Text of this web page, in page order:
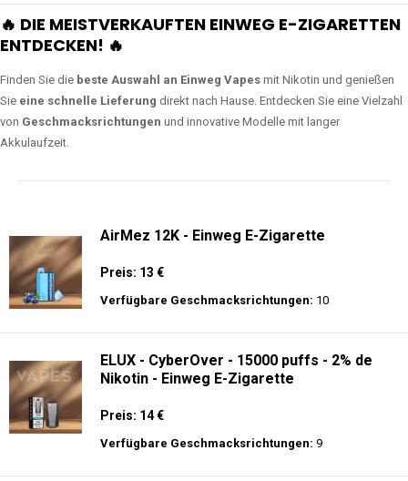
🔥 DIE MEISTVERKAUFTEN EINWEG E-ZIGARETTEN
ENTDECKEN! 🔥
Finden Sie die beste Auswahl an Einweg Vapes mit Nikotin und genießen
Sie eine schnelle Lieferung direkt nach Hause. Entdecken Sie eine Vielzahl
von Geschmacksrichtungen und innovative Modelle mit langer
Akkulaufzeit.
AirMez 12K - Einweg E-Zigarette
Preis: 13 €
Verfügbare Geschmacksrichtungen: 10
ELUX - CyberOver - 15000 puffs - 2% de
Nikotin - Einweg E-Zigarette
Preis: 14 €
Verfügbare Geschmacksrichtungen: 9